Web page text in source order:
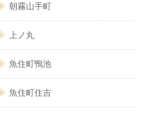
朝霧山手町
上ノ丸
魚住町鴨池
魚住町住吉